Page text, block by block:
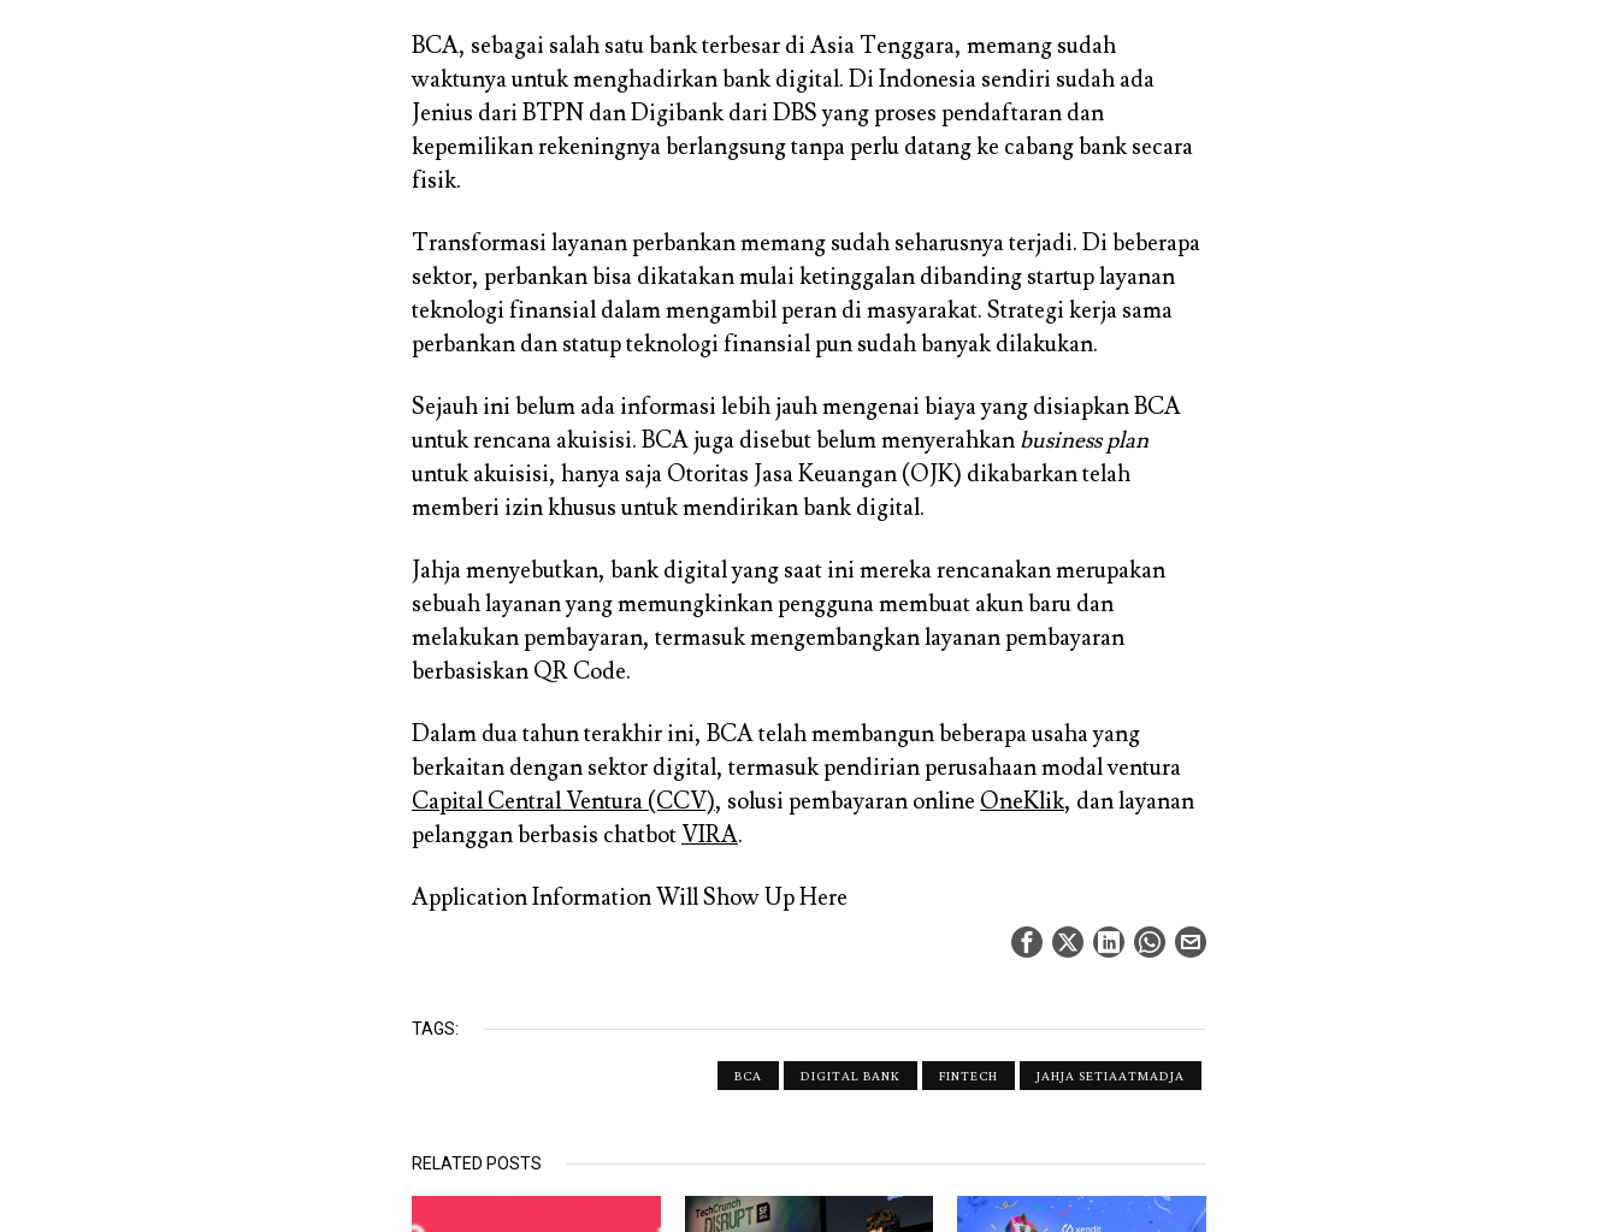
BCA, sebagai salah satu bank terbesar di Asia Tenggara, memang sudah
waktunya untuk menghadirkan bank digital. Di Indonesia sendiri sudah ada
Jenius dari BTPN dan Digibank dari DBS yang proses pendaftaran dan
kepemilikan rekeningnya berlangsung tanpa perlu datang ke cabang bank secara
fisik.
Transformasi layanan perbankan memang sudah seharusnya terjadi. Di beberapa
sektor, perbankan bisa dikatakan mulai ketinggalan dibanding startup layanan
teknologi finansial dalam mengambil peran di masyarakat. Strategi kerja sama
perbankan dan statup teknologi finansial pun sudah banyak dilakukan.
Sejauh ini belum ada informasi lebih jauh mengenai biaya yang disiapkan BCA
untuk rencana akuisisi. BCA juga disebut belum menyerahkan business plan
untuk akuisisi, hanya saja Otoritas Jasa Keuangan (OJK) dikabarkan telah
memberi izin khusus untuk mendirikan bank digital.
Jahja menyebutkan, bank digital yang saat ini mereka rencanakan merupakan
sebuah layanan yang memungkinkan pengguna membuat akun baru dan
melakukan pembayaran, termasuk mengembangkan layanan pembayaran
berbasiskan QR Code.
Dalam dua tahun terakhir ini, BCA telah membangun beberapa usaha yang
berkaitan dengan sektor digital, termasuk pendirian perusahaan modal ventura
Capital Central Ventura (CCV), solusi pembayaran online OneKlik, dan layanan
pelanggan berbasis chatbot VIRA.
Application Information Will Show Up Here
TAGS:
BCA DIGITAL BANK FINTECH JAHJA SETIAATMADJA
RELATED POSTS